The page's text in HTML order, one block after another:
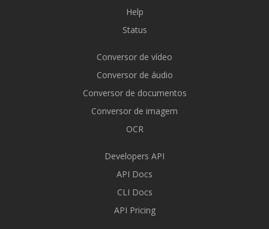
Help
Status
Conversor de vídeo
Conversor de áudio
Conversor de documentos
Conversor de imagem
OCR
Developers API
API Docs
CLI Docs
API Pricing